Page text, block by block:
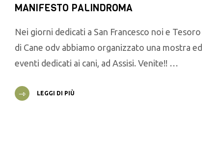
MANIFESTO PALINDROMA
Nei giorni dedicati a San Francesco noi e Tesoro
di Cane odv abbiamo organizzato una mostra ed
eventi dedicati ai cani, ad Assisi. Venite!! …
LEGGI DI PIÙ